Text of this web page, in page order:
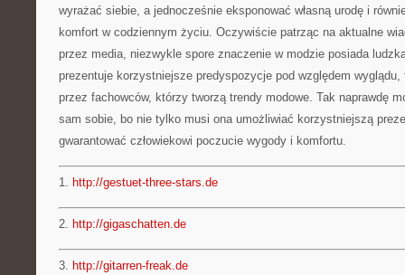
wyrażać siebie, a jednocześnie eksponować własną urodę i
komfort w codziennym życiu. Oczywiście patrząc na aktualne
przez media, niezwykle spore znaczenie w modzie posiada
prezentuje korzystniejsze predyspozycje pod względem
przez fachowców, którzy tworzą trendy modowe. Tak naprawdę
sam sobie, bo nie tylko musi ona umożliwiać korzystniejszą
gwarantować człowiekowi poczucie wygody i komfortu.
1. http://gestuet-three-stars.de
2. http://gigaschatten.de
3. http://gitarren-freak.de